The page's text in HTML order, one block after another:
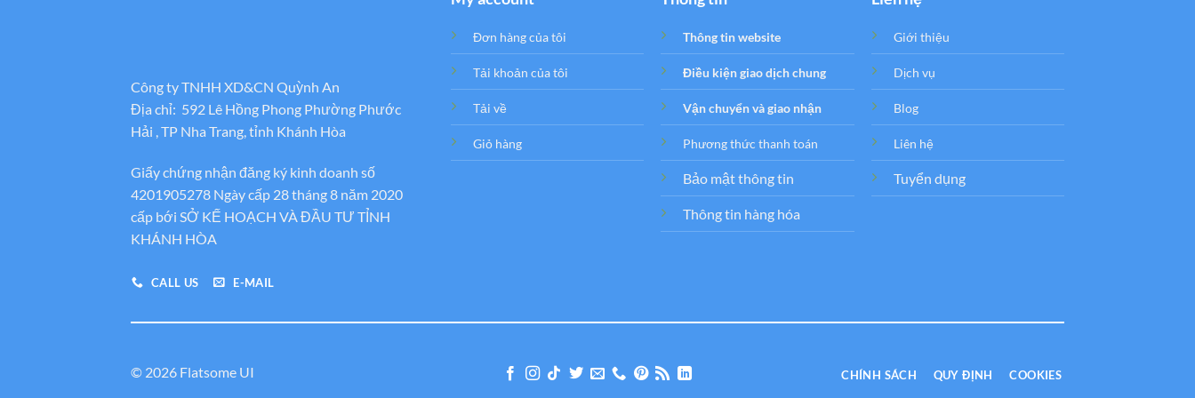
Công ty TNHH XD&CN Quỳnh An
Địa chỉ: 592 Lê Hồng Phong Phường Phước
Hải , TP Nha Trang, tỉnh Khánh Hòa
Giấy chứng nhận đăng ký kinh doanh số
4201905278 Ngày cấp 28 tháng 8 năm 2020
cấp bới SỞ KẾ HOẠCH VÀ ĐẦU TƯ TỈNH
KHÁNH HÒA
CALL US E-MAIL
Đơn hàng của tôi
Tải khoản của tôi
Tải về
Giỏ hàng
Thông tin website
Điều kiện giao dịch chung
Vận chuyển và giao nhận
Phương thức thanh toán
Bảo mật thông tin
Thông tin hàng hóa
Giới thiệu
Dịch vụ
Blog
Liên hệ
Tuyển dụng
© 2026 Flatsome UI CHÍNH SÁCH QUY ĐỊNH COOKIES